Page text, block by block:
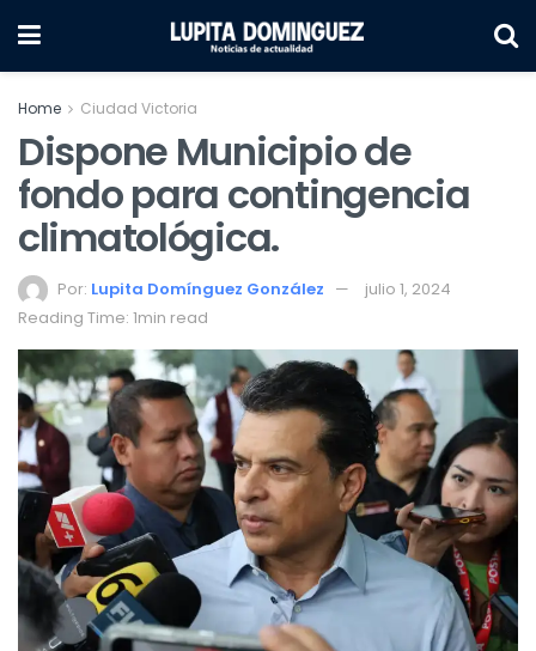
Home Ciudad Victoria
Dispone Municipio de
fondo para contingencia
climatológica.
Por: Lupita Domínguez González
julio 1, 2024
Reading Time: 1min read